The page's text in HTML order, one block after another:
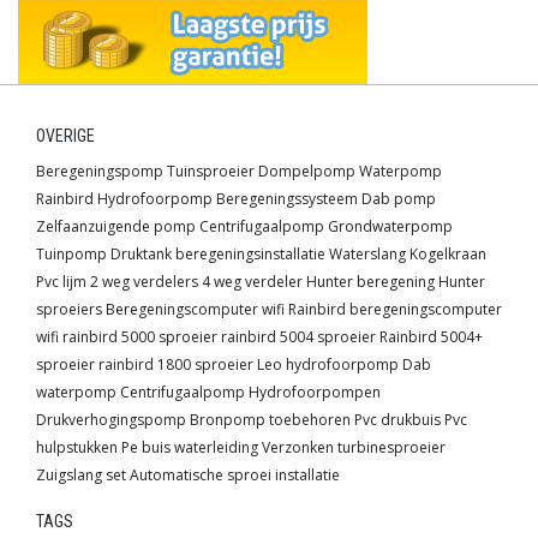
+31-(0)497 380 430
info@tuinberegening.nl. Wij staan u graag
oplossing in uw situatie.
Doelgericht bewateren met een
druppelslang
Veel mensen die een tuin water geven, denken dat als zij
maar voldoende met de tuinslang op een bepaalde plek
sproeien, de bewatering in orde is. Veelal is dit niet het
geval. Meestal krijgen de bladeren en bloemen voldoende
water, maar daar vraagt een plant helemaal niet om.
Goede bewatering van een plant moet plaatsvinden bij de
wortels. Als de wortels voldoende vocht krijgen, dan pas
OVERIGE
Beregeningspomp Tuinsproeier Dompelpomp Waterpomp
Rainbird Hydrofoorpomp Beregeningssysteem Dab pomp
Zelfaanzuigende pomp Centrifugaalpomp Grondwaterpomp
Tuinpomp Druktank beregeningsinstallatie Waterslang Kogelkraan
Pvc lijm 2 weg verdelers 4 weg verdeler Hunter beregening Hunter
sproeiers Beregeningscomputer wifi Rainbird beregeningscomputer
wifi rainbird 5000 sproeier rainbird 5004 sproeier Rainbird 5004+
sproeier rainbird 1800 sproeier Leo hydrofoorpomp Dab
waterpomp Centrifugaalpomp Hydrofoorpompen
Drukverhogingspomp Bronpomp toebehoren Pvc drukbuis Pvc
hulpstukken Pe buis waterleidingVerzonken turbinesproeier
Zuigslang setAutomatische sproei installatie
TAGS